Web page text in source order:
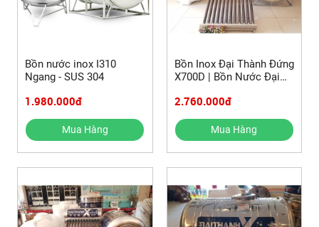
Bồn nước inox I310
Ngang - SUS 304
1.980.000đ
Mua Hàng
Bồn Inox Đại Thành Đứng
X700D | Bồn Nước Đại
Inox 700L | Bồn Inox
2.760.000đ
Mua Hàng